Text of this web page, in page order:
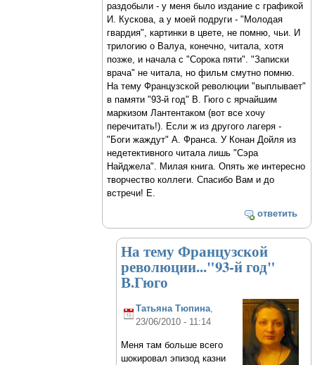
раздобыли - у меня было издание с графикой
И. Кускова, а у моей подруги - "Молодая
гвардия", картинки в цвете, не помню, чьи. И
трилогию о Валуа, конечно, читала, хотя
позже, и начала с "Сорока пяти". "Записки
врача" не читала, но фильм смутно помню.
На тему Французской революции "выплывает"
в памяти "93-й год" В. Гюго с ярчайшим
маркизом Лантентаком (вот все хочу
перечитать!). Если ж из другого лагеря -
"Боги жаждут" А. Франса. У Конан Дойля из
недетективного читала лишь "Сэра
Найджела". Милая книга. Опять же интересно
творчество коллеги. Спасибо Вам и до
встречи! Е.
ответить
На тему Французской
революции..."93-й год"
В.Гюго
Татьяна Тюпина,
23/06/2010 - 11:14
Меня там больше всего
шокировал эпизод казни